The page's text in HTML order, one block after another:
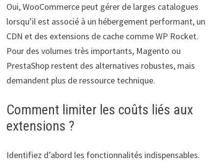
Oui, WooCommerce peut gérer de larges catalogues
lorsqu’il est associé à un hébergement performant, un
CDN et des extensions de cache comme WP Rocket.
Pour des volumes très importants, Magento ou
PrestaShop restent des alternatives robustes, mais
demandent plus de ressource technique.
Comment limiter les coûts liés aux
extensions ?
Identifiez d’abord les fonctionnalités indispensables.